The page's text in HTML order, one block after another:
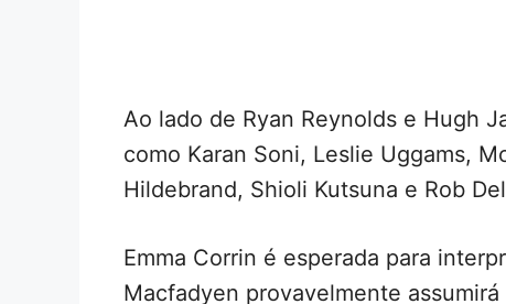
Ao lado de Ryan Reynolds e Hugh
como Karan Soni, Leslie Uggams,
Hildebrand, Shioli Kutsuna e Rob
Emma Corrin é esperada para
Macfadyen provavelmente